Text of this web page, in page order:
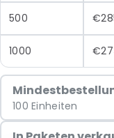
500
1000
100 Einheiten